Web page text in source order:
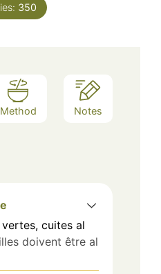
350
Method Notes
cuites al
doivent être al